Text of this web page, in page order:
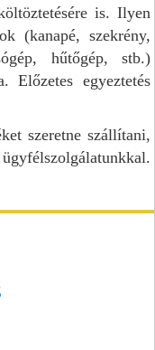
is. Ilyen
(kanapé, szekrény,
hűtőgép, stb.)
Előzetes egyeztetés
szeretne szállítani,